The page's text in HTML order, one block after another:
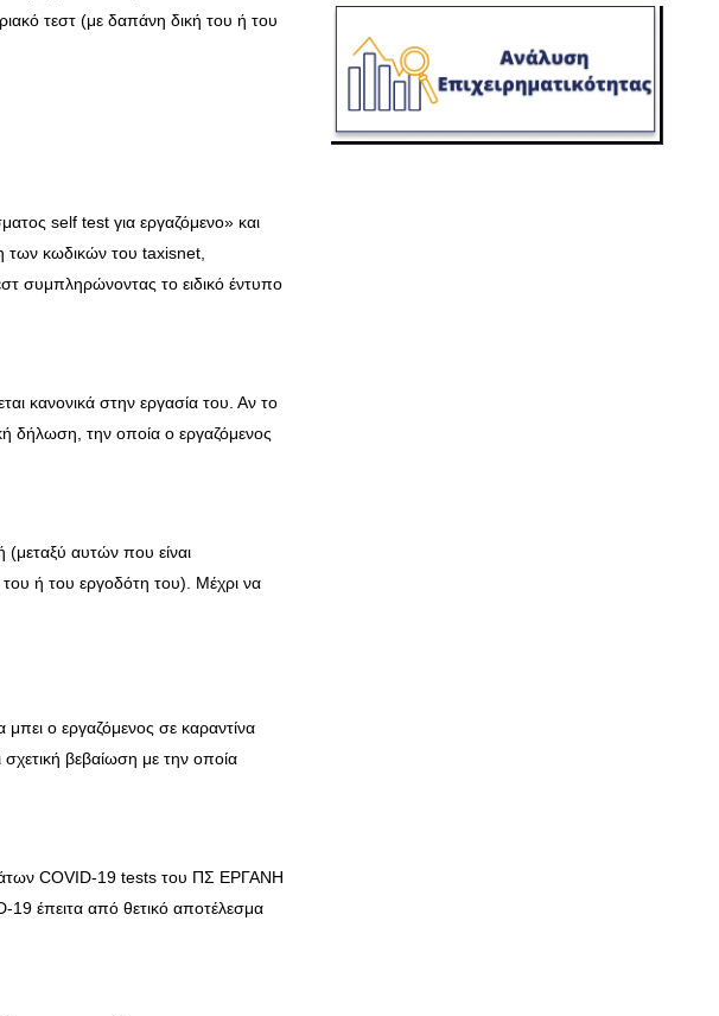
τεστ (με δαπάνη δική του ή του
self test για εργαζόμενο» και
των κωδικών του taxisnet,
συμπληρώνοντας το ειδικό έντυπο
κανονικά στην εργασία του. Αν το
δήλωση, την οποία ο εργαζόμενος
αυτών που είναι
ή του εργοδότη του). Μέχρι να
μπει ο εργαζόμενος σε καραντίνα
βεβαίωση με την οποία
COVID-19 tests του ΠΣ ΕΡΓΑΝΗ
έπειτα από θετικό αποτέλεσμα